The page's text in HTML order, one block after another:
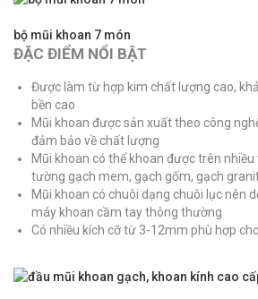
bộ mũi khoan 7 món
ĐẶC ĐIỂM NỔI BẬT
Được làm từ hợp kim chất lượng cao,
bền cao
Mũi khoan được sản xuất theo công
đảm bảo về chất lượng
Mũi khoan có thể khoan được trên
tường gạch mem, gạch gốm, gạch
Mũi khoan có chuôi dạng chuôi lục nên
máy khoan cầm tay thông thường
Có nhiều kích cỡ từ 3-12mm phù hợp